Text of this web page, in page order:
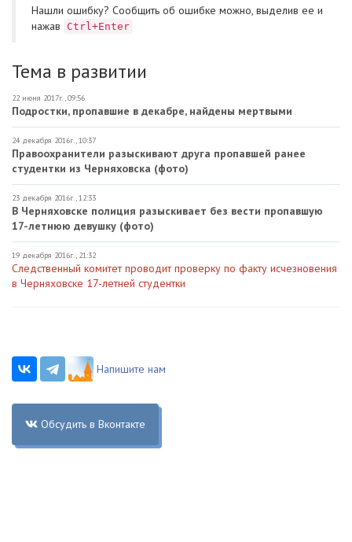
Нашли ошибку? Cообщить об ошибке можно, выделив ее и
нажав
Ctrl+Enter
Тема в развитии
22 июня 2017г., 09:56
Подростки, пропавшие в декабре, найдены мертвыми
24 декабря 2016г., 10:37
Правоохранители разыскивают друга пропавшей ранее
студентки из Черняховска (фото)
23 декабря 2016г., 12:33
В Черняховске полиция разыскивает без вести пропавшую
17-летнюю девушку (фото)
19 декабря 2016г., 21:32
Следственный комитет проводит проверку по факту исчезновения
в Черняховске 17-летней студентки
Напишите нам
Обсудить в Вконтакте